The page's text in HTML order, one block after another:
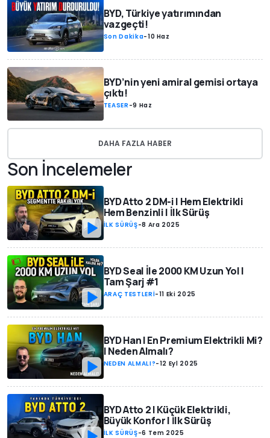
BYD, Türkiye yatırımından
vazgeçti!
Son Dakika-10 Haz
BYD’nin yeni amiral gemisi ortaya
çıktı!
TEASER -9 Haz
DAHA FAZLA HABER
Son İncelemeler
BYD Atto 2 DM-i | Hem Elektrikli
Hem Benzinli | İlk Sürüş
İLK SÜRÜŞ-8 Ara 2025
BYD Seal İle 2000 KM Uzun Yol |
Tam Şarj #1
ARAÇ TESTLERİ-11 Eki 2025
BYD Han | En Premium Elektrikli Mi?
| Neden Almalı?
NEDEN ALMALI?-12 Eyl 2025
BYD Atto 2 | Küçük Elektrikli,
Büyük Konfor | İlk Sürüş
İLK SÜRÜŞ-6 Tem 2025